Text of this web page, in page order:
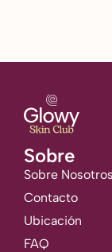
Sobre
Sobre Nosotros
Contacto
Ubicación
FAQ